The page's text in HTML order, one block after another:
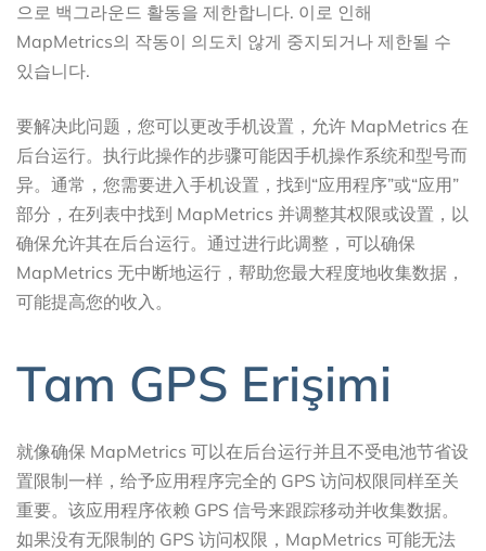
으로 백그라운드 활동을 제한합니다. 이로 인해
MapMetrics의 작동이 의도치 않게 중지되거나 제한될 수
있습니다.
要解决此问题，您可以更改手机设置，允许 MapMetrics 在
后台运行。执行此操作的步骤可能因手机操作系统和型号而
异。通常，您需要进入手机设置，找到“应用程序”或“应用”
部分，在列表中找到 MapMetrics 并调整其权限或设置，以
确保允许其在后台运行。通过进行此调整，可以确保
MapMetrics 无中断地运行，帮助您最大程度地收集数据，
可能提高您的收入。
Tam GPS Erişimi
就像确保 MapMetrics 可以在后台运行并且不受电池节省设
置限制一样，给予应用程序完全的 GPS 访问权限同样至关
重要。该应用程序依赖 GPS 信号来跟踪移动并收集数据。
如果没有无限制的 GPS 访问权限，MapMetrics 可能无法